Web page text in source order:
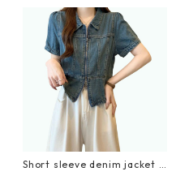
Short sleeve denim jacket D